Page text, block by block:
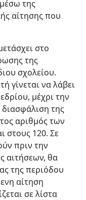
της
αίτησης που
στο
της
σχολείου.
γίνεται να λάβει
μέχρι την
της
αριθμός των
στους 120. Σε
πριν την
αιτήσεων, θα
της περιόδου
αίτηση
σε λίστα